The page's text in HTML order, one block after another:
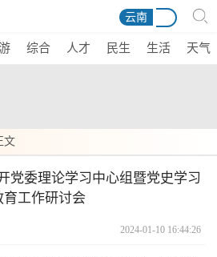
云南
综合 人才 民生 生活 天气
文
党委理论学习中心组暨党史学习
育工作研讨会
2024-01-10 16:44:26